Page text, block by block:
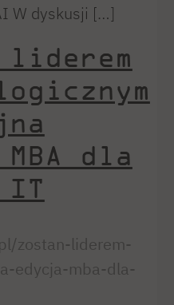
W dyskusji […]
liderem
dla
IT
zostan-liderem-
edycja-mba-dla-